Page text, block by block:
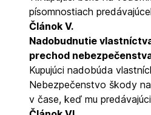
písomnostiach
Článok V.
Nadobudnutie
prechod
Kupujúci nadobúda
Nebezpečenstvo škody
v čase, keď mu